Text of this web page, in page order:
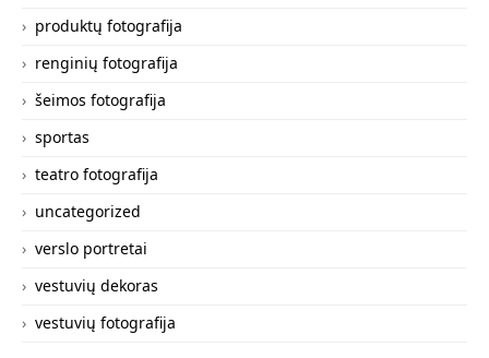
produktų fotografija
renginių fotografija
šeimos fotografija
sportas
teatro fotografija
uncategorized
verslo portretai
vestuvių dekoras
vestuvių fotografija